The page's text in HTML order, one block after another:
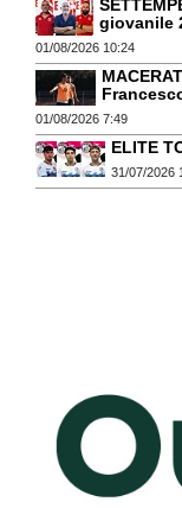
giovanile
01/08/2026 10:24
01/08/2026 7:49
ELITE
31/07/2026